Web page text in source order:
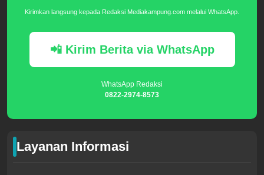
Kirimkan langsung kepada Redaksi Mediakampung.com melalui WhatsApp.
📲 Kirim Berita via WhatsApp
WhatsApp Redaksi
0822-2974-8573
Layanan Informasi